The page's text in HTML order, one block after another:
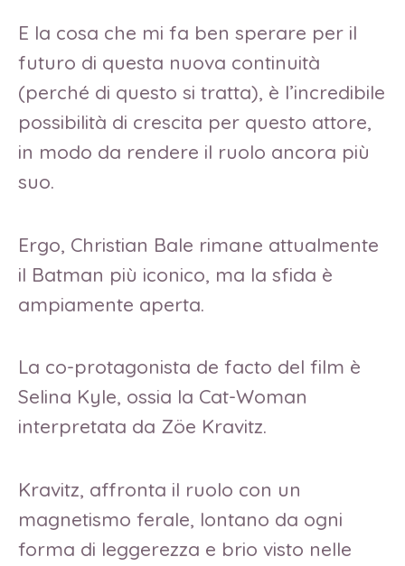
E la cosa che mi fa ben sperare per il
futuro di questa nuova continuità
(perché di questo si tratta), è l’incredibile
possibilità di crescita per questo attore,
in modo da rendere il ruolo ancora più
suo.
Ergo, Christian Bale rimane attualmente
il Batman più iconico, ma la sfida è
ampiamente aperta.
La co-protagonista de facto del film è
Selina Kyle, ossia la Cat-Woman
interpretata da Zöe Kravitz.
Kravitz, affronta il ruolo con un
magnetismo ferale, lontano da ogni
forma di leggerezza e brio visto nelle